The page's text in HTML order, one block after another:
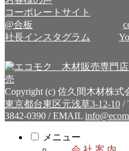
コーポレートサイト
@合板
社長インスタグラム
Copyright (c) 佐久間木材株式
東京都台東区元浅草3-12-10 /
3842-0390 / EMAIL
メニュー